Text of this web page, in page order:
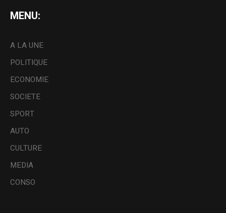
MENU:
A LA UNE
POLITIQUE
ECONOMIE
SOCIETE
SPORT
AUTO
CULTURE
MEDIA
CONSO